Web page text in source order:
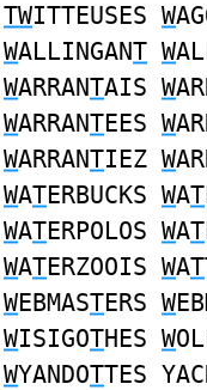
TWITTEUSES W
WALLINGANT W
WARRANTAIS W
WARRANTEES W
WARRANTIEZ W
WATERBUCKS WAT
WATERPOLOS WAT
WATERZOOIS WAT
WEBMASTERS W
WISIGOTHES W
WYANDOTTES